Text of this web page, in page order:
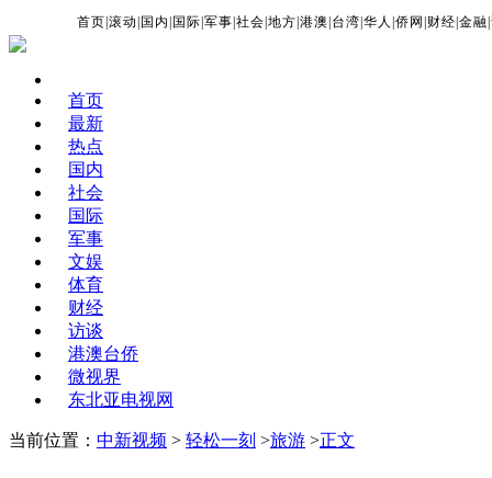
首页 |滚动 国内 国际 |军事 |社会 |地方 |港澳 台湾 |华人 |侨网 财经 |金融 |
首页
最新
热点
国内
社会
国际
军事
文娱
体育
财经
访谈
港澳台侨
微视界
东北亚电视网
当前位置： 中新视频 > 轻松一刻 >旅游 >正文